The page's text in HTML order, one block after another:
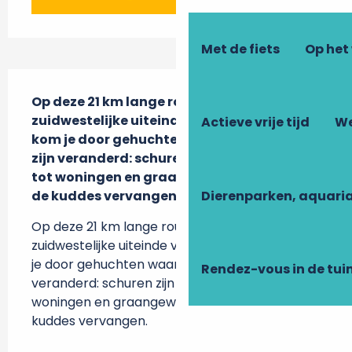
Met de fiets Op
Actieve vrije tijd
Dierenparken,
Rendez-vous in de
Op deze 21 km lange route aan het
zuidwestelijke uiteinde van de gemeente
kom je door gehuchten waar de gebouwen
zijn veranderd: schuren zijn omgebouwd
tot woningen en graangewassen hebben
de kuddes vervangen.
Op deze 21 km lange route aan het
zuidwestelijke uiteinde van de gemeente kom
je door gehuchten waar de gebouwen zijn
veranderd: schuren zijn omgebouwd tot
woningen en graangewassen hebben de
kuddes vervangen.